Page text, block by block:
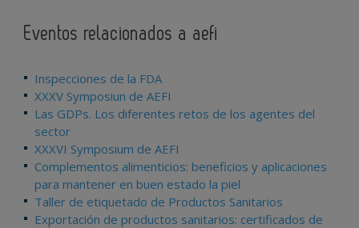
Eventos relacionados a aefi
Inspecciones de la FDA
XXXV Symposiun de AEFI
Las GDPs. Los diferentes retos de los agentes del
sector
XXXVI Symposium de AEFI
Complementos alimenticios: beneficios y aplicaciones
para mantener en buen estado la piel
Taller de etiquetado de Productos Sanitarios
Exportación de productos sanitarios: certificados de